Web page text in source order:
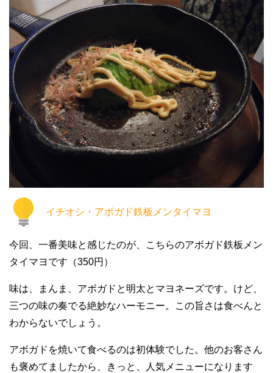
イチオシ・アボガド鉄板メンタイマヨ
今回、一番美味と感じたのが、こちらのアボガド鉄板メン
タイマヨです（350円）
味は、まんま、アボガドと明太とマヨネーズです。けど、
三つの味の奏でる絶妙なハーモニー。この旨さは食べんと
わからないでしょう。
アボガドを焼いて食べるのは初体験でした。他のお客さん
も褒めてましたから、きっと、人気メニューになります